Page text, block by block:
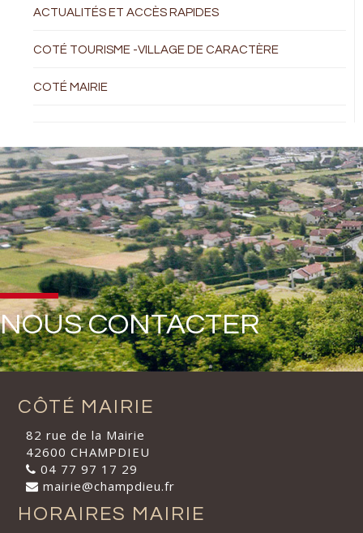
ACTUALITÉS ET ACCÈS RAPIDES
COTÉ TOURISME -VILLAGE DE CARACTÈRE
COTÉ MAIRIE
NOUS CONTACTER
CÔTÉ MAIRIE
82 rue de la Mairie
42600 CHAMPDIEU
04 77 97 17 29
mairie@champdieu.fr
HORAIRES MAIRIE